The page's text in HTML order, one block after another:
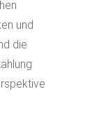
und
die